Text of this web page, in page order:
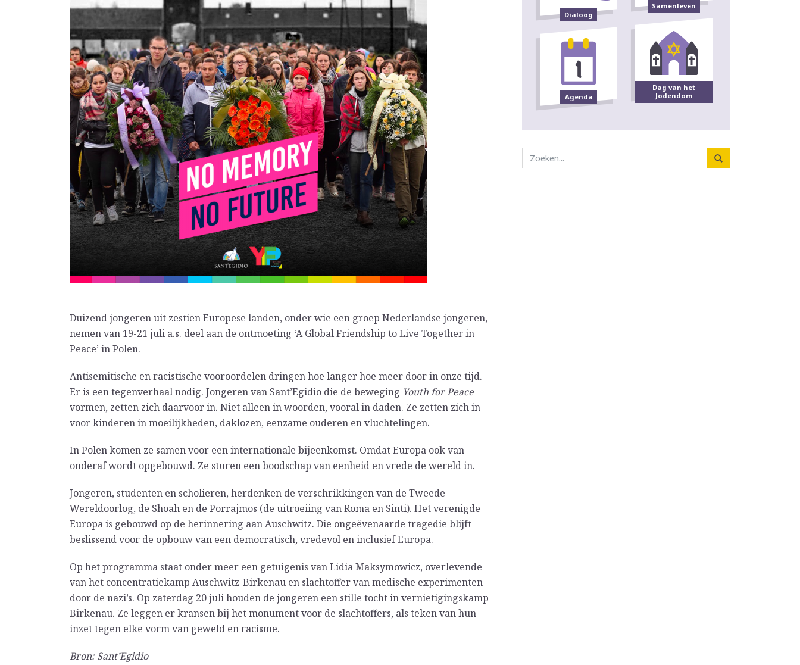
Duizend jongeren uit zestien Europese landen, onder wie een groep Nederlandse jongeren,
nemen van 19-21 juli a.s. deel aan de ontmoeting ‘A Global Friendship to Live Together in
Peace’ in Polen.
Antisemitische en racistische vooroordelen dringen hoe langer hoe meer door in onze tijd.
Er is een tegenverhaal nodig. Jongeren van Sant’Egidio die de beweging Youth for Peace
vormen, zetten zich daarvoor in. Niet alleen in woorden, vooral in daden. Ze zetten zich in
voor kinderen in moeilijkheden, daklozen, eenzame ouderen en vluchtelingen.
In Polen komen ze samen voor een internationale bijeenkomst. Omdat Europa ook van
onderaf wordt opgebouwd. Ze sturen een boodschap van eenheid en vrede de wereld in.
Jongeren, studenten en scholieren, herdenken de verschrikkingen van de Tweede
Wereldoorlog, de Shoah en de Porrajmos (de uitroeiing van Roma en Sinti). Het verenigde
Europa is gebouwd op de herinnering aan Auschwitz. Die ongeëvenaarde tragedie blijft
beslissend voor de opbouw van een democratisch, vredevol en inclusief Europa.
Op het programma staat onder meer een getuigenis van Lidia Maksymowicz, overlevende
van het concentratiekamp Auschwitz-Birkenau en slachtoffer van medische experimenten
door de nazi’s. Op zaterdag 20 juli houden de jongeren een stille tocht in vernietigingskamp
Birkenau. Ze leggen er kransen bij het monument voor de slachtoffers, als teken van hun
inzet tegen elke vorm van geweld en racisme.
Bron: Sant’Egidio
Dialoog
Samenleven
Agenda
Dag van het
Jodendom